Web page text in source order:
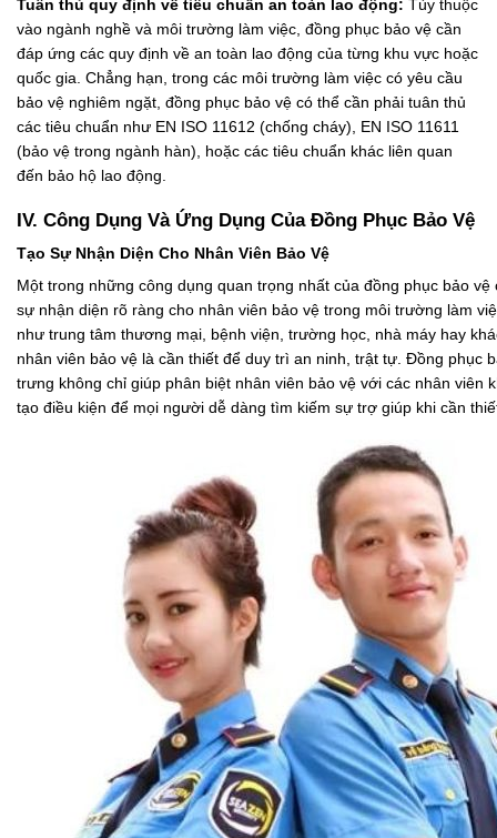
Tuân thủ quy định về tiêu chuẩn an toàn lao động: Tùy thuộc
vào ngành nghề và môi trường làm việc, đồng phục bảo vệ cần
đáp ứng các quy định về an toàn lao động của từng khu vực hoặc
quốc gia. Chẳng hạn, trong các môi trường làm việc có yêu cầu
bảo vệ nghiêm ngặt, đồng phục bảo vệ có thể cần phải tuân thủ
các tiêu chuẩn như EN ISO 11612 (chống cháy), EN ISO 11611
(bảo vệ trong ngành hàn), hoặc các tiêu chuẩn khác liên quan
đến bảo hộ lao động.
IV. Công Dụng Và Ứng Dụng Của Đồng Phục Bảo Vệ
Tạo Sự Nhận Diện Cho Nhân Viên Bảo Vệ
Một trong những công dụng quan trọng nhất của đồng phục bảo
sự nhận diện rõ ràng cho nhân viên bảo vệ trong môi trường làm
như trung tâm thương mại, bệnh viện, trường học, nhà máy hay
nhân viên bảo vệ là cần thiết để duy trì an ninh, trật tự. Đồng phục
trưng không chỉ giúp phân biệt nhân viên bảo vệ với các nhân viên
tạo điều kiện để mọi người dễ dàng tìm kiếm sự trợ giúp khi cần